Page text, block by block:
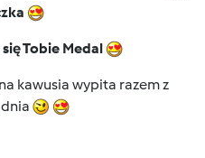
Tobie Medal
kawusia wypita razem z